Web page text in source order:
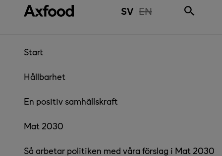
Gå direkt till innehåll SV THE PAGE IS NOT
EN
Start
Hållbarhet
En positiv samhällskraft
Mat 2030
Så arbetar politiken med våra förslag i Mat 2030